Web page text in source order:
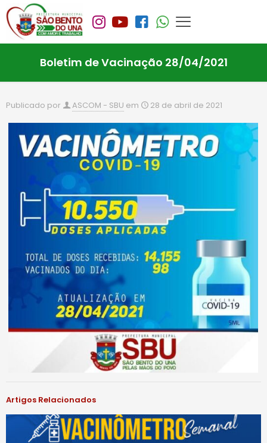
Boletim de Vacinação 28/04/2021
Publicado por ASCOM - SBU em 28 de abril de 2021
Artigos Relacionados